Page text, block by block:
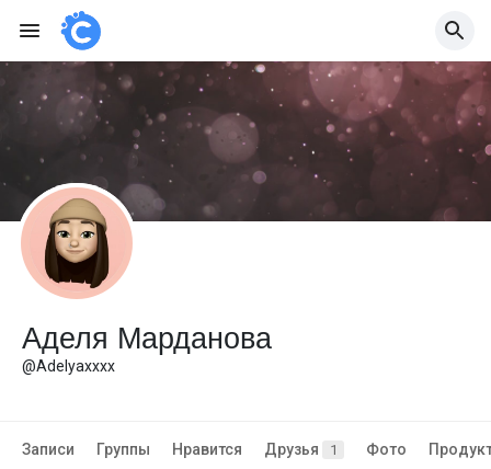
Аделя Марданова
@Adelyaxxxx
Записи Группы Нравится Друзья 1 Фото